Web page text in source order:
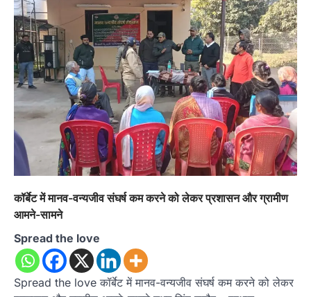
कॉर्बेट में मानव-वन्यजीव संघर्ष कम करने को लेकर प्रशासन और ग्रामीण
आमने-सामने
Spread the love
Spread the love कॉर्बेट में मानव-वन्यजीव संघर्ष कम करने को लेकर